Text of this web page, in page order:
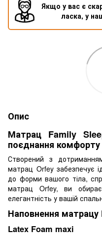
Якщо у вас є
ласка, у
Опис
Матрац Family
поєднання комфорту
Створений з
матрац Orfey забезпечує
до форми вашого тіла,
матрац Orfey, ви
елегантність у вашій
Наповнення
Latex Foam maxi